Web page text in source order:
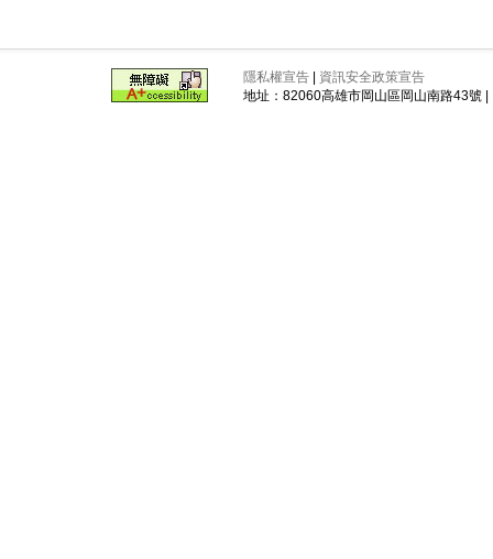
隱私權宣告|
資訊安全政策宣告
地址：82060高雄市岡山區岡山南路43號